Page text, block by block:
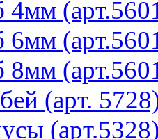
4мм
6мм
8мм
(арт.